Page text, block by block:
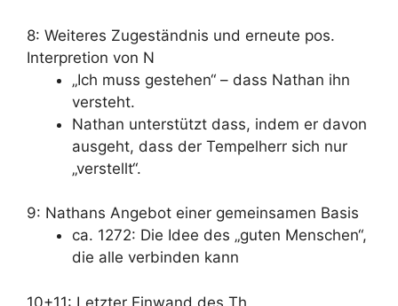
8: Weiteres Zugeständnis und erneute pos.
Interpretion von N
„Ich muss gestehen“ – dass Nathan ihn
versteht.
Nathan unterstützt dass, indem er davon
ausgeht, dass der Tempelherr sich nur
„verstellt“.
9: Nathans Angebot einer gemeinsamen Basis
ca. 1272: Die Idee des „guten Menschen“,
die alle verbinden kann
10+11: Letzter Einwand des Th